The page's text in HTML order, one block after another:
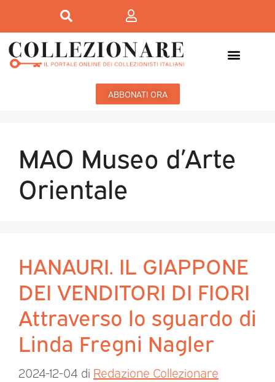
ABBONATI ORA
MAO Museo d’Arte
Orientale
HANAURI. IL GIAPPONE
DEI VENDITORI DI FIORI
Attraverso lo sguardo di
Linda Fregni Nagler
2024-12-04 di Redazione Collezionare